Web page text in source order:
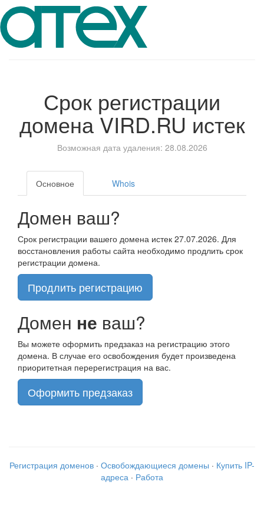
Срок регистрации
доменаVIRD.RU истек
Возможная дата удаления: 28.08.2026
Основное Whois
Домен ваш?
Срок регистрации вашего домена истек 27.07.2026. Для
восстановления работы сайта необходимо продлить срок
регистрации домена.
Продлить регистрацию
Домен не ваш?
Вы можете оформить предзаказ на регистрацию этого
домена. В случае его освобождения будет произведена
приоритетная перерегистрация на вас.
Оформить предзаказ
Регистрация доменов · Освобождающиеся домены · Купить IP-
адреса · Работа